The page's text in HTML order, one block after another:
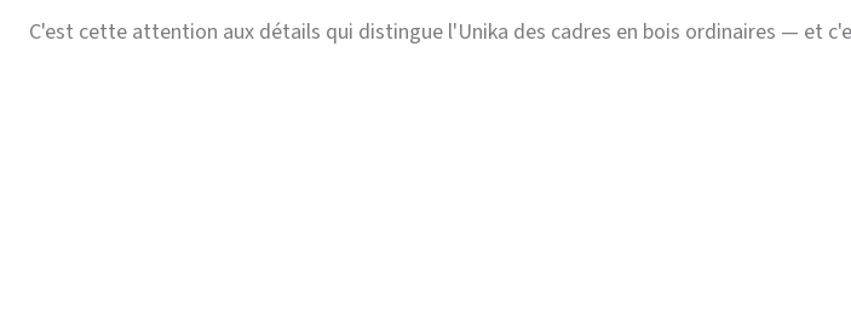
C'est cette attention aux détails qui distingue l'Unika des cadres en bois ordinaires — et